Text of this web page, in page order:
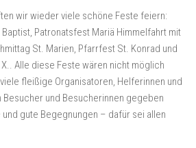
wir wieder viele schöne Feste feiern:
Patronatsfest Mariä Himmelfahrt mit
St. Marien, Pfarrfest St. Konrad und
Alle diese Feste wären nicht möglich
fleißige Organisatoren, Helferinnen und
Besucher und Besucherinnen gegeben
gute Begegnungen – dafür sei allen